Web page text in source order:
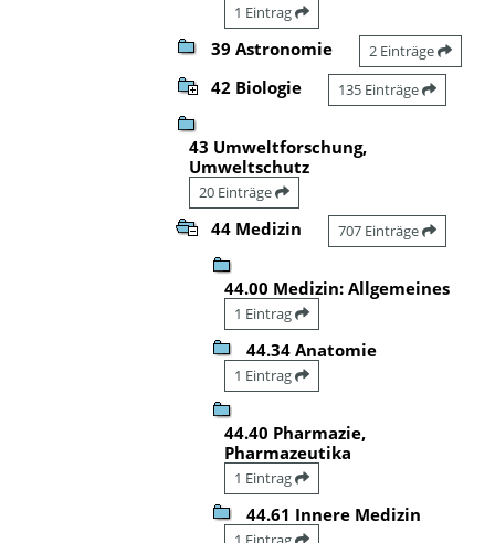
1 Eintrag
39 Astronomie 2 Einträge
42 Biologie 135 Einträge
43 Umweltforschung,
Umweltschutz
20 Einträge
44 Medizin 707 Einträge
44.00 Medizin: Allgemeines
1 Eintrag
44.34 Anatomie
1 Eintrag
44.40 Pharmazie,
Pharmazeutika
1 Eintrag
44.61 Innere Medizin